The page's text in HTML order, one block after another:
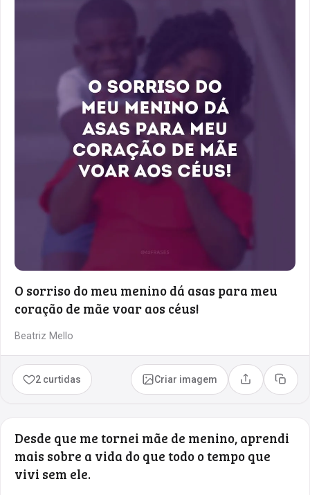
O sorriso do meu menino dá asas para meu
coração de mãe voar aos céus!
Beatriz Mello
2 curtidas Criar imagem Compartilhar
Copiar
Desde que me tornei mãe de menino, aprendi
mais sobre a vida do que todo o tempo que
vivi sem ele.